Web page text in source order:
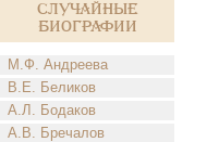
Случайные
биографии
М.Ф. Андреева
В.Е. Беликов
А.Л. Бодаков
А.В. Бречалов